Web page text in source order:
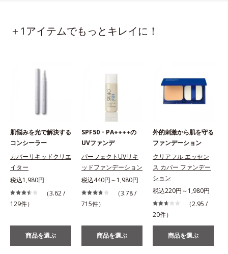
＋1アイテムでもっとキレイに！
肌悩みを光で解決する
コンシーラー
カバーリキッドクリエ
イター
税込1,980円
（3.62 /
129件）
商品を選ぶ
SPF50・PA++++の
UVファンデ
パーフェクトUVリキ
ッドファンデーション
税込440円～1,980円
（3.78 /
715件）
商品を選ぶ
外的刺激から肌を守る
ファンデーション
クリアフル エッセン
ス カバー ファンデー
ション
税込220円～1,980円
（2.95 /
20件）
商品を選ぶ